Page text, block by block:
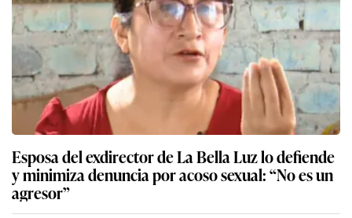
Esposa del exdirector de La Bella Luz lo defiende
y minimiza denuncia por acoso sexual: “No es un
agresor”